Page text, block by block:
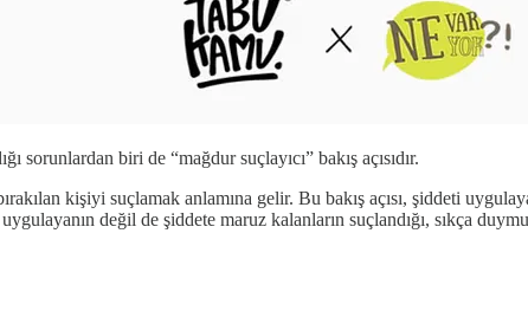
sorunlardan biri de “mağdur suçlayıcı” bakış açısıdır.
kişiyi suçlamak anlamına gelir. Bu bakış açısı, şiddeti
değil de şiddete maruz kalanların suçlandığı, sıkça